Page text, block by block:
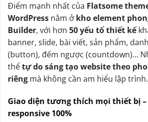
Điểm mạnh nhất của Flatsome
WordPress nằm ở kho element
Builder, với hơn 50 yếu tố thiết kế
banner, slide, bài viết, sản phẩm,
(button), đếm ngược (countdown)…
thểtự do sáng tạo website theo
riêng mà không cần am hiểu lập trình.
Giao diện tương thích mọi thiết bị
responsive 100%